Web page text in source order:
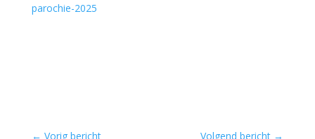
parochie-2025
← Vorig bericht Volgend bericht →